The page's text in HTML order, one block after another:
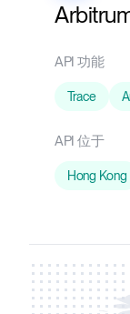
API 功能
Trace
API 位于
Hong Kong